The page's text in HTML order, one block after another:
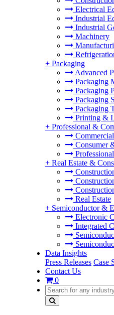
Electrical
Industrial
Industrial
Machinery
+ Packaging
Advanced
Packaging
Packaging
Packaging
Packaging
Printing &
+ Professional &
Consumer
+ Real Estate &
Real Estate
+ Semiconductor &
Electronic
Integrated
Data Insights
Press Releases Case
Contact Us
0